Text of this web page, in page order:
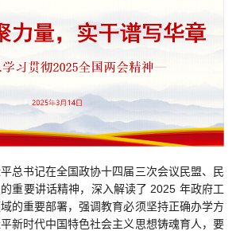
总书记在全国政协十四届三次会议民盟、民
重要讲话精神，深入解读了 2025 年政府工
的重要部署，强调教育必须坚持正确办学方
新时代中国特色社会主义思想铸魂育人，要